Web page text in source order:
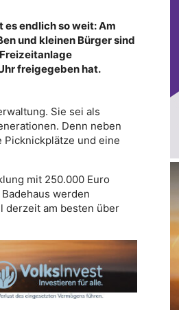
endlich so weit: Am
und kleinen Bürger sind
freigegeben hat.
Sie sei als
Denn neben
und eine
mit 250.000 Euro
werden
derzeit am besten über